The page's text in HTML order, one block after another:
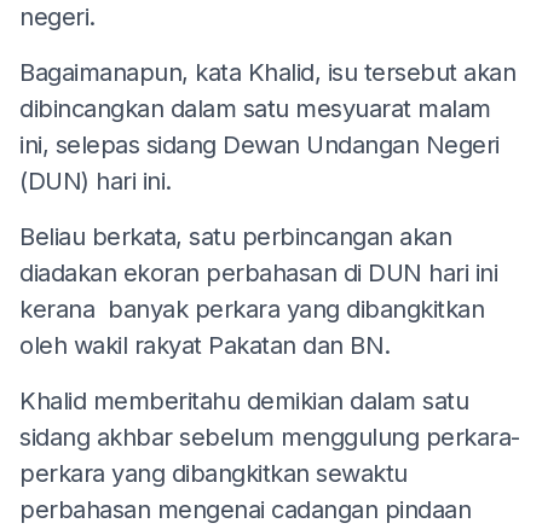
negeri.
Bagaimanapun, kata Khalid, isu tersebut akan
dibincangkan dalam satu mesyuarat malam
ini, selepas sidang Dewan Undangan Negeri
(DUN) hari ini.
Beliau berkata, satu perbincangan akan
diadakan ekoran perbahasan di DUN hari ini
kerana banyak perkara yang dibangkitkan
oleh wakil rakyat Pakatan dan BN.
Khalid memberitahu demikian dalam satu
sidang akhbar sebelum menggulung perkara-
perkara yang dibangkitkan sewaktu
perbahasan mengenai cadangan pindaan